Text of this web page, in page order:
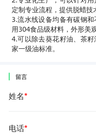
定制专业流程，提供脱蜡技
3.流水线设备均备有碳钢
用304食品级材料，外形美
4.可以除去葵花籽油、茶
家一级油标准。
留言
姓名*
电话*